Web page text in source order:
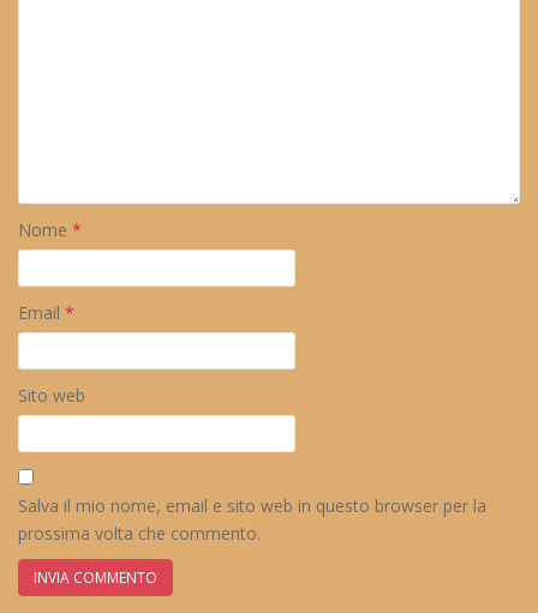
Nome *
Email *
Sito web
Salva il mio nome, email e sito web in questo browser per la
prossima volta che commento.